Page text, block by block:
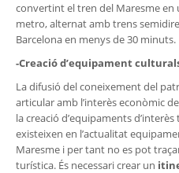
convertint el tren del Maresme
metro, alternat amb trens
Barcelona en menys de 30 minuts.
-Creació d’equipament
La difusió del coneixement del
articular amb l’interès econòmic
la creació d’equipaments
existeixen en l’actualitat
Maresme i per tant no es pot
turística. És necessari crear un